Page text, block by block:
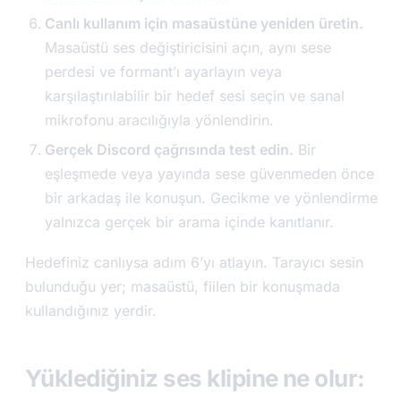
Canlı kullanım için masaüstüne yeniden üretin.
Masaüstü ses değiştiricisini açın, aynı sese
perdesi ve formant’ı ayarlayın veya
karşılaştırılabilir bir hedef sesi seçin ve sanal
mikrofonu aracılığıyla yönlendirin.
Gerçek Discord çağrısında test edin. Bir
eşleşmede veya yayında sese güvenmeden önce
bir arkadaş ile konuşun. Gecikme ve yönlendirme
yalnızca gerçek bir arama içinde kanıtlanır.
Hedefiniz canlıysa adım 6’yı atlayın. Tarayıcı sesin
bulunduğu yer; masaüstü, fiilen bir konuşmada
kullandığınız yerdir.
Yüklediğiniz ses klipine ne olur: